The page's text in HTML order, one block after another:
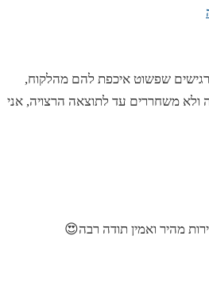
שפשוט איכפת להם מהלקוח,
ולא משחררים עד לתוצאה הרצויה, אני
מהיר ואמין תודה רבה😍